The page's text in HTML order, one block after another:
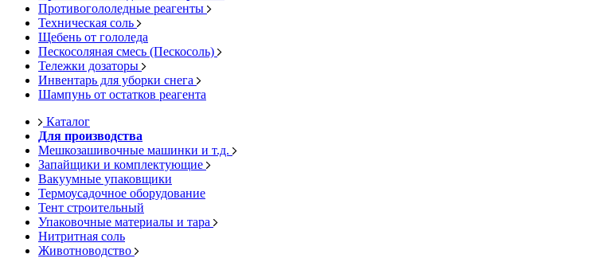
Противогололедные реагенты
Техническая соль
Щебень от гололеда
Пескосоляная смесь (Пескосоль)
Тележки дозаторы
Инвентарь для уборки снега
Шампунь от остатков реагента
Каталог
Для производства
Мешкозашивочные машинки и т.д.
Запайщики и комплектующие
Вакуумные упаковщики
Термоусадочное оборудование
Тент строительный
Упаковочные материалы и тара
Нитритная соль
Животноводство